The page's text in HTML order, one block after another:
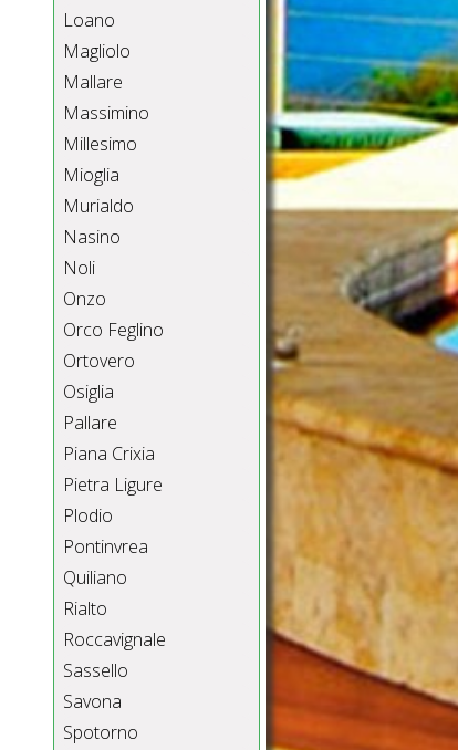
Loano
Magliolo
Mallare
Massimino
Millesimo
Mioglia
Murialdo
Nasino
Noli
Onzo
Orco Feglino
Ortovero
Osiglia
Pallare
Piana Crixia
Pietra Ligure
Plodio
Pontinvrea
Quiliano
Rialto
Roccavignale
Sassello
Savona
Spotorno